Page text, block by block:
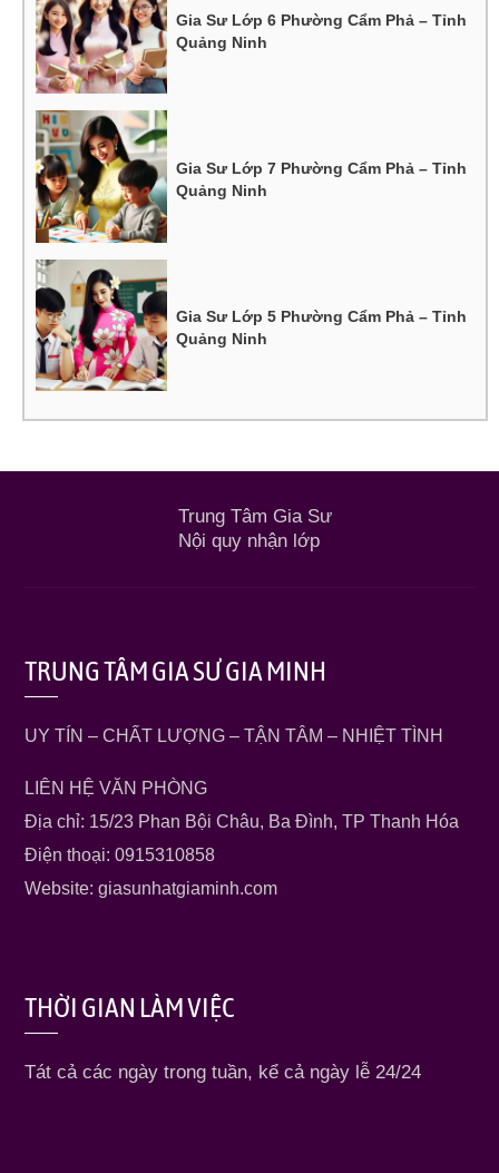
Gia Sư Lớp 6 Phường Cẩm Phả – Tỉnh
Quảng Ninh
Gia Sư Lớp 7 Phường Cẩm Phả – Tỉnh
Quảng Ninh
Gia Sư Lớp 5 Phường Cẩm Phả – Tỉnh
Quảng Ninh
Trung Tâm Gia Sư
Nội quy nhận lớp
TRUNG TÂM GIA SƯ GIA MINH
UY TÍN – CHẤT LƯỢNG – TẬN TÂM – NHIỆT TÌNH
LIÊN HỆ VĂN PHÒNG
Địa chỉ: 15/23 Phan Bội Châu, Ba Đình, TP Thanh Hóa
Điện thoại: 0915310858
Website: giasunhatgiaminh.com
THỜI GIAN LÀM VIỆC
Tát cả các ngày trong tuần, kể cả ngày lễ 24/24